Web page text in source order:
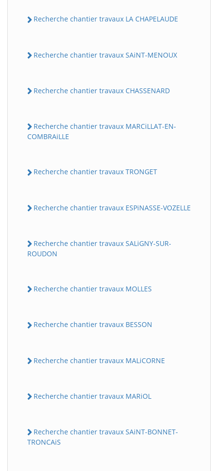
Recherche chantier travaux LA CHAPELAUDE
Recherche chantier travaux SAiNT-MENOUX
Recherche chantier travaux CHASSENARD
Recherche chantier travaux MARCiLLAT-EN-
COMBRAiLLE
Recherche chantier travaux TRONGET
Recherche chantier travaux ESPiNASSE-VOZELLE
Recherche chantier travaux SALiGNY-SUR-
ROUDON
Recherche chantier travaux MOLLES
Recherche chantier travaux BESSON
Recherche chantier travaux MALiCORNE
Recherche chantier travaux MARiOL
Recherche chantier travaux SAiNT-BONNET-
TRONCAiS